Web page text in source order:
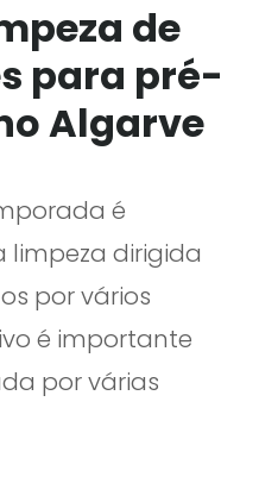
de
para pré-
Algarve
é
limpeza dirigida
por vários
é importante
por várias